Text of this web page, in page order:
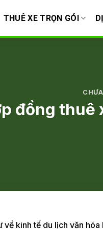
THUÊ XE TRỌN GÓI
đồng thuê
kinh tế du lịch văn